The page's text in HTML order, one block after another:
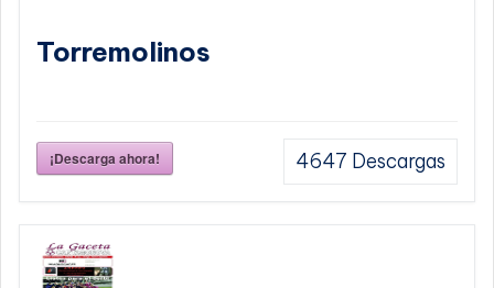
Torremolinos
¡Descarga ahora! 4647 Descargas